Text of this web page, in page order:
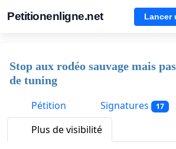
Petitionenligne.net Lancer
Stop aux rodéo sauvage mais
de tuning
Pétition
Signatures 17
Plus de visibilité